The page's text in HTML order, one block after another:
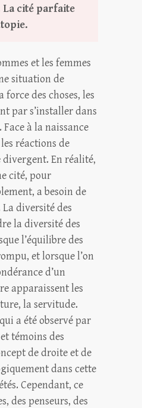
cité parfaite
et les femmes
situation de
des choses, les
par s’installer dans
à la naissance
réactions de
En réalité,
cité, pour
a besoin de
diversité des
la diversité des
l’équilibre des
et lorsque l’on
d’un
apparaissent les
la servitude.
a été observé par
témoins des
de droite et de
dans cette
Cependant, ce
des penseurs, des